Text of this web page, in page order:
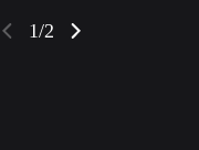
1/2